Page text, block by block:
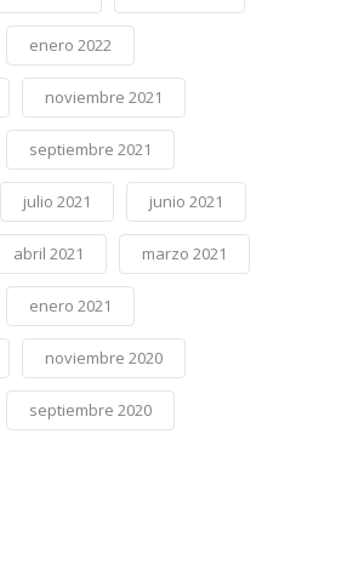
enero 2022
noviembre 2021
septiembre 2021
julio 2021 junio 2021
abril 2021 marzo 2021
enero 2021
noviembre 2020
septiembre 2020